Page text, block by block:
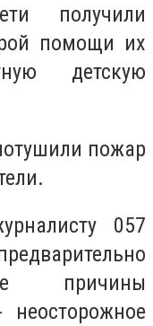
получили
помощи их
детскую
пожар
057
причины